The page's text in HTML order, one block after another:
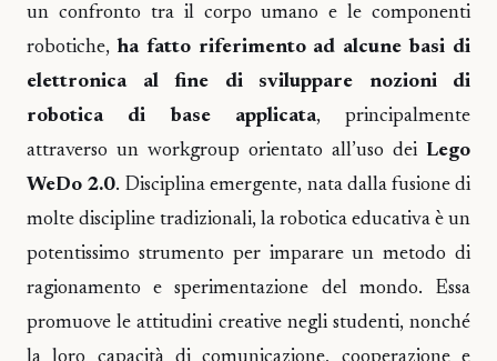
un confronto tra il corpo umano e le componenti
robotiche, ha fatto riferimento ad alcune basi di
elettronica al fine di sviluppare nozioni di
robotica di base applicata, principalmente
attraverso un workgroup orientato all’uso dei Lego
WeDo 2.0. Disciplina emergente, nata dalla fusione di
molte discipline tradizionali, la robotica educativa è un
potentissimo strumento per imparare un metodo di
ragionamento e sperimentazione del mondo. Essa
promuove le attitudini creative negli studenti, nonché